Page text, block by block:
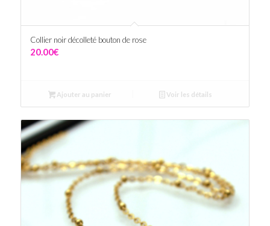
Collier noir décolleté bouton de rose
20.00€
Ajouter au panier Voir les détails